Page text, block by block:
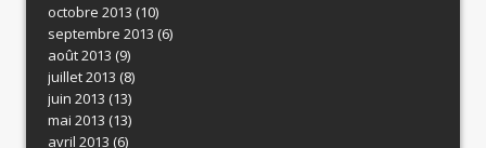
octobre 2013 (10)
septembre 2013 (6)
août 2013 (9)
juillet 2013 (8)
juin 2013 (13)
mai 2013 (13)
avril 2013 (6)